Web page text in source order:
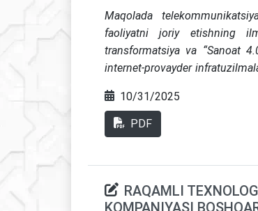
Maqolada
faoliyatni joriy etishning
transformatsiya va “Sanoat
internet-provayder
tejamkorligini oshirishi tahlil
kengayishi, 5G qamrov
platformalardan foydalanish
10/31/2025
PDF
RAQAMLI
KOMPANIYASI